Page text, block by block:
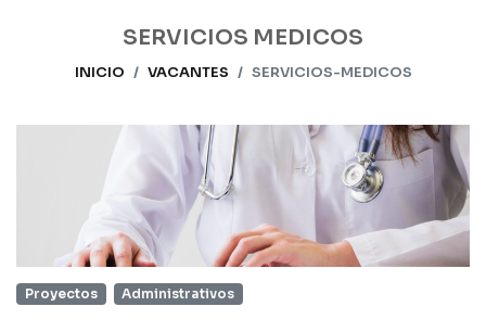
SERVICIOS MEDICOS
INICIO VACANTES SERVICIOS-MEDICOS
Proyectos Administrativos